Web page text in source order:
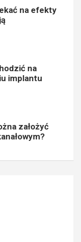
na efekty
na
implantu
założyć